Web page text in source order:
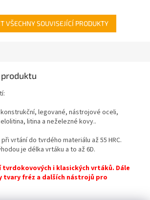
VŠECHNY SOUVISEJÍCÍ PRODUKTY
legované, nástrojové oceli,
litina a neželezné kovy..
vrtání do tvrdého materiálu až 55 HRC.
je délka vrtáku a to až 6D.
i klasických vrtáků. Dále
tvary fréz a dalších nástrojů pro